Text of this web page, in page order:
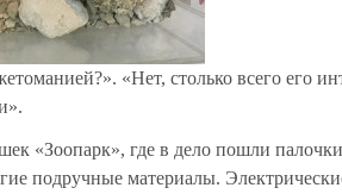
«Нет, столько всего его
«Зоопарк», где в дело пошли
подручные материалы.